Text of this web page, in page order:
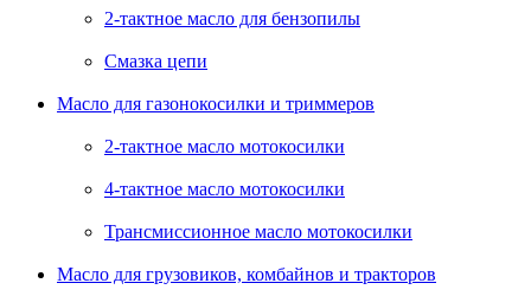
2-тактное масло для бензопилы
Cмазка цепи
Масло для газонокосилки и триммеров
2-тактное масло мотокосилки
4-тактное масло мотокосилки
Трансмиссионное масло мотокосилки
Масло для грузовиков, комбайнов и тракторов